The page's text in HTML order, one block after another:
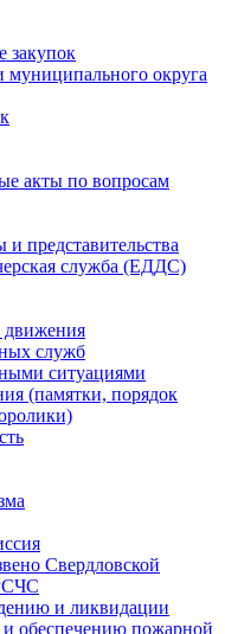
закупок
округа
акты по вопросам
представительства
служба (ЕДДС)
движения
служб
ситуациями
(памятки, порядок
Свердловской
и ликвидации
обеспечению пожарной